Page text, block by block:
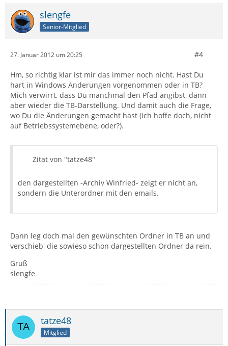
slengfe
Senior-Mitglied
27. Januar 2012 um 20:25 #4
Hm, so richtig klar ist mir das immer noch nicht. Hast Du
hart in Windows Änderungen vorgenommen oder in TB?
Mich verwirrt, dass Du manchmal den Pfad angibst, dann
aber wieder die TB-Darstellung. Und damit auch die Frage,
wo Du die Änderungen gemacht hast (ich hoffe doch, nicht
auf Betriebssystemebene, oder?).
Zitat von "tatze48"
den dargestellten -Archiv Winfried- zeigt er nicht an,
sondern die Unterordner mit den emails.
Dann leg doch mal den gewünschten Ordner in TB an und
verschieb' die sowieso schon dargestellten Ordner da rein.
Gruß
slengfe
tatze48
Mitglied